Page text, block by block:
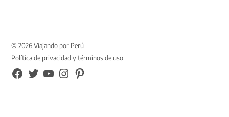
© 2026 Viajando por Perú
Política de privacidad y términos de uso
FB
TW YouTubeInstagramPinterest